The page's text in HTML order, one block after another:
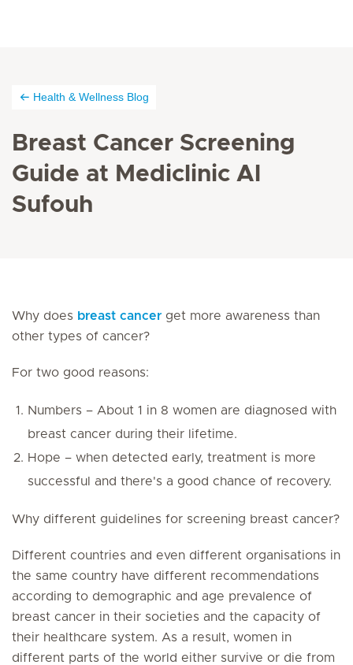
Health & Wellness Blog
Breast Cancer Screening
Guide at Mediclinic Al
Sufouh
Why does breast cancer get more awareness than
other types of cancer?
For two good reasons:
Numbers – About 1 in 8 women are diagnosed with
breast cancer during their lifetime.
Hope – when detected early, treatment is more
successful and there's a good chance of recovery.
Why different guidelines for screening breast cancer?
Different countries and even different organisations in
the same country have different recommendations
according to demographic and age prevalence of
breast cancer in their societies and the capacity of
their healthcare system. As a result, women in
different parts of the world either survive or die from